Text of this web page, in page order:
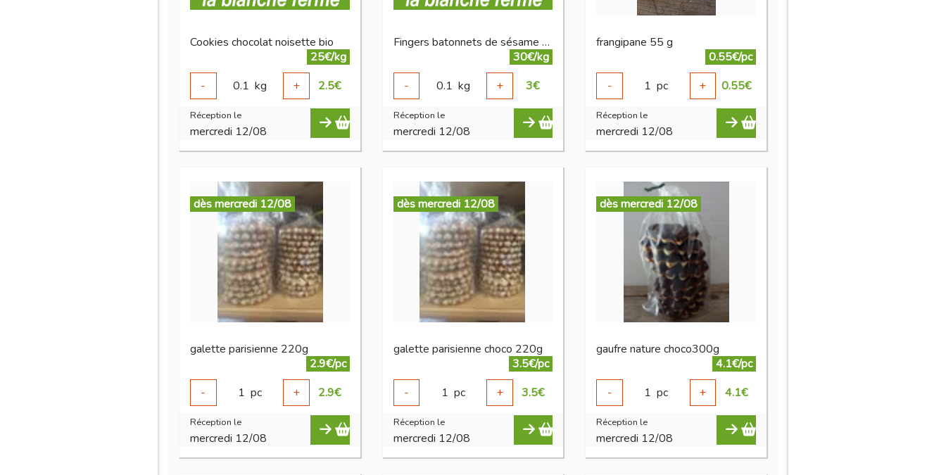
Cookies chocolat noisette bio
25€/kg
-
0.1 kg + 2.5€
Réception le
mercredi 12/08
Fingers batonnets de sésame au chocolat
30€/kg
-
0.1 kg + 3€
Réception le
mercredi 12/08
frangipane 55 g
0.55€/pc
-
1 pc + 0.55€
Réception le
mercredi 12/08
dès mercredi 12/08
galette parisienne 220g
2.9€/pc
-
1 pc + 2.9€
Réception le
mercredi 12/08
dès mercredi 12/08
galette parisienne choco 220g
3.5€/pc
-
1 pc + 3.5€
Réception le
mercredi 12/08
dès mercredi 12/08
gaufre nature choco300g
4.1€/pc
-
1 pc + 4.1€
Réception le
mercredi 12/08